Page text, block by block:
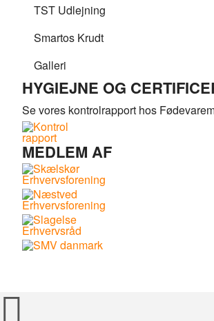
TST Udlejning
Smartos Krudt
Galleri
HYGIEJNE OG
Se vores kontrolrapport hos
MEDLEM AF